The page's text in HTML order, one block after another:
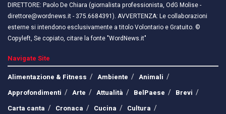
DIRETTORE: Paolo De Chiara (giornalista professionista, OdG Molise -
direttore@wordnews.it - ​​375.6684391). AVVERTENZA: Le collaborazioni
esterne si intendono esclusivamente a titolo Volontario e Gratuito. ©
Copyleft, Se copiato, citare la fonte "WordNews.it"
Navigate Site
Alimentazione & Fitness
Ambiente
Animali
Approfondimenti
Arte Attualità BelPaese
Brevi
Carta canta
Cronaca Cucina
Cultura